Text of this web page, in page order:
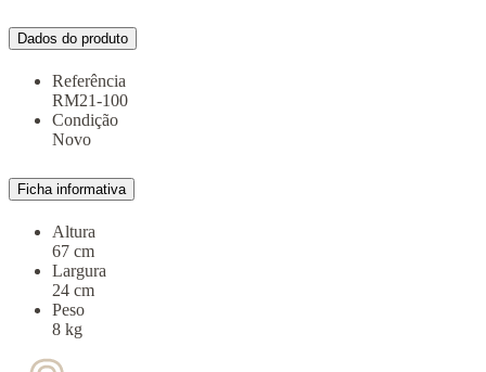
Dados do produto
Referência
RM21-100
Condição
Novo
Ficha informativa
Altura
67 cm
Largura
24 cm
Peso
8 kg